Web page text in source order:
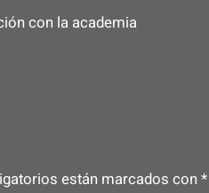
con la academia
están marcados con *